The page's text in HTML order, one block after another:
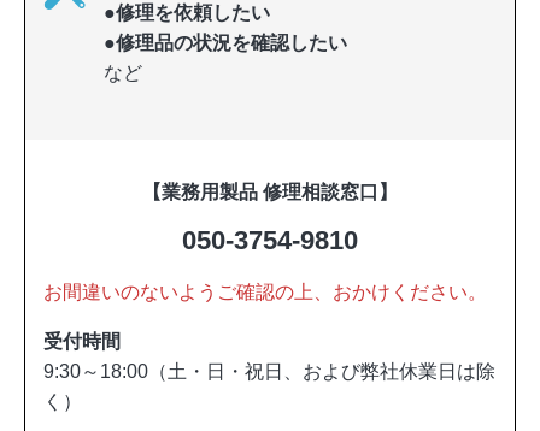
●修理を依頼したい
●修理品の状況を確認したい
など
【業務用製品 修理相談窓口】
050-3754-9810
お間違いのないようご確認の上、おかけください。
受付時間
9:30～18:00（土・日・祝日、および弊社休業日は除
く）